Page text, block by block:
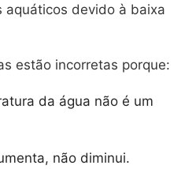
aquáticos devido à baixa
estão incorretas porque:
da água não é um
não diminui.